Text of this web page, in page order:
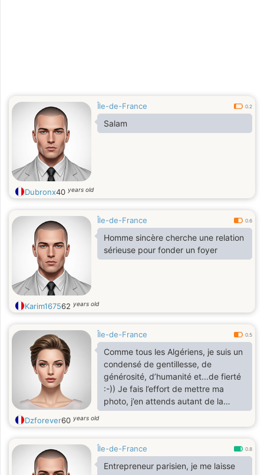
Île-de-France 0.2
Salam
Dubronx40 years old
Île-de-France 0.6
Homme sincère cherche une relation
sérieuse pour fonder un foyer
Karim167562 years old
Île-de-France 0.5
Comme tous les Algériens, je suis un
condensé de gentillesse, de
générosité, d’humanité et...de fierté
:-)) Je fais l’effort de mettre ma
photo, j’en attends autant de la
personne qui souhaite me
contacter..Je porte le voile.
plus jeunes que moi.
Merci de comprendre.
Dzforever60 years old
Île-de-France 0.8
Entrepreneur parisien, je me laisse